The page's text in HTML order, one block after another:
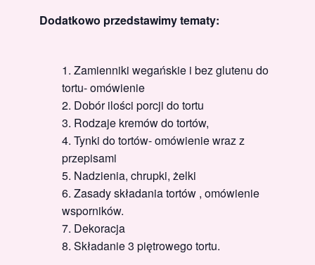
Dodatkowo przedstawimy tematy:
Zamienniki wegańskie i bez glutenu do
tortu- omówienie
Dobór ilości porcji do tortu
Rodzaje kremów do tortów,
Tynki do tortów- omówienie wraz z
przepisami
Nadzienia, chrupki, żelki
Zasady składania tortów , omówienie
wsporników.
Dekoracja
Składanie 3 piętrowego tortu.